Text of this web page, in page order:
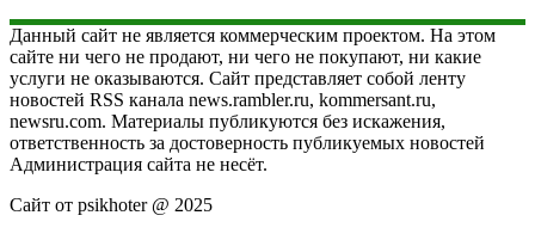
Данный сайт не является коммерческим проектом. На этом
сайте ни чего не продают, ни чего не покупают, ни какие
услуги не оказываются. Сайт представляет собой ленту
новостей RSS канала news.rambler.ru, kommersant.ru,
newsru.com. Материалы публикуются без искажения,
ответственность за достоверность публикуемых новостей
Администрация сайта не несёт.
Сайт от psikhoter @ 2025